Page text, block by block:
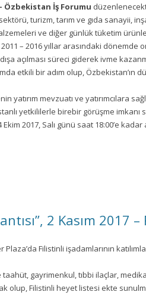
Özbekistan İş Forumu
turizm, tarım ve gıda sanayii,
ve diğer günlük tüketim
– 2016 yıllar arasındaki
açılması süreci giderek ivme
etkili bir adım olup, Özbekistan’ın
mevzuatı ve yatırımcılara
yetkililerle birebir görüşme imkanı
2017, Salı günü saat 18:00’e
2 Kasım 2017 –
Filistinli işadamlarının
gayrimenkul, tıbbi ilaçlar,
olup, Filistinli heyet listesi ekte